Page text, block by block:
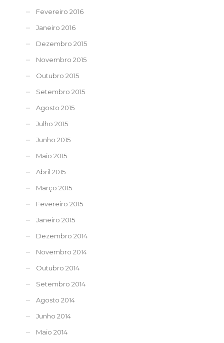
Fevereiro 2016
Janeiro 2016
Dezembro 2015
Novembro 2015
Outubro 2015
Setembro 2015
Agosto 2015
Julho 2015
Junho 2015
Maio 2015
Abril 2015
Março 2015
Fevereiro 2015
Janeiro 2015
Dezembro 2014
Novembro 2014
Outubro 2014
Setembro 2014
Agosto 2014
Junho 2014
Maio 2014